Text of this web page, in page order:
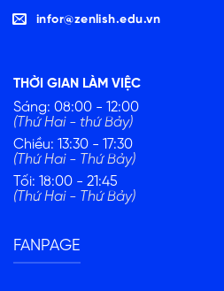
infor@zenlish.edu.vn
THỜI GIAN LÀM VIỆC
Sáng: 08:00 - 12:00
(Thứ Hai - thứ Bảy)
Chiều: 13:30 - 17:30
(Thứ Hai - Thứ Bảy)
Tối: 18:00 - 21:45
(Thứ Hai - Thứ Bảy)
FANPAGE